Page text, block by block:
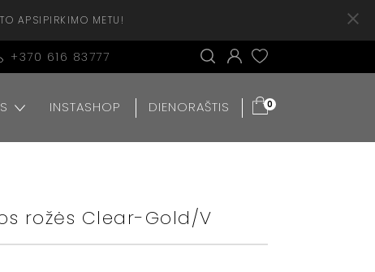
APSIPIRKIMO METU!
+370 616 83777
INSTASHOP DIENORAŠTIS 0
rožės Clear-Gold/V